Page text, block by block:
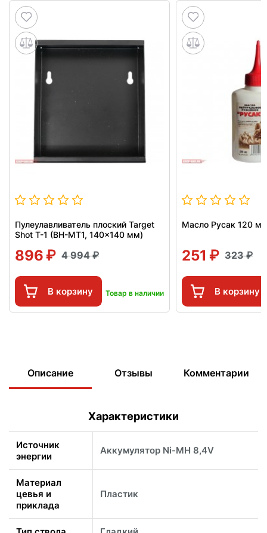
Пулеулавливатель плоский Target
Shot T-1 (BH-MT1, 140x140 мм)
896 4 994
В корзину Товар в наличии
Масло Русак 120
251 323
В корзину
Описание Отзывы Комментарии
Характеристики
Источник
энергии
Аккумулятор Ni-MH 8,4V
Материал
цевья и
приклада
Пластик